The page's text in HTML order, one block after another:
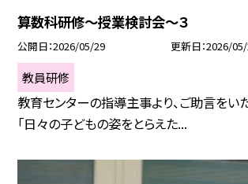
算数科研修～授業検討会～３
公開日 2026/05/29 更新日 2026/
教員研修
教育センターの指導主事より、ご助言をい
「日々の子どもの姿をとらえた...